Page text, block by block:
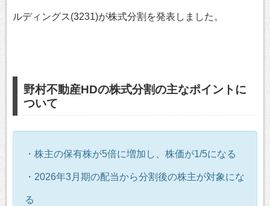
ルディングス(3231)が株式分割を発表しました。
野村不動産HDの株式分割の主なポイントに
ついて
・株主の保有株が5倍に増加し、株価が1/5になる
・2026年3月期の配当から分割後の株主が対象にな
る